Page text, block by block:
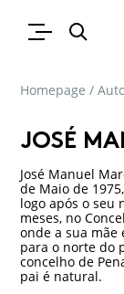
Homepage /
JOSÉ
José Manuel
de Maio de
logo após o seu
meses, no
onde a sua
para o norte do
concelho de
pai é natural.